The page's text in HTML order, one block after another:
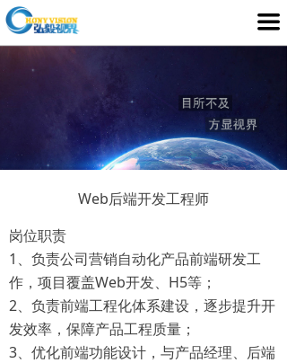
끀
首页
关于我们
Web后端开发工程师
岗位职责
1、负责公司营销自动化产品前端研发工
作，项目覆盖Web开发、H5等；
2、负责前端工程化体系建设，逐步提升开
发效率，保障产品工程质量；
3、优化前端功能设计，与产品经理、后端